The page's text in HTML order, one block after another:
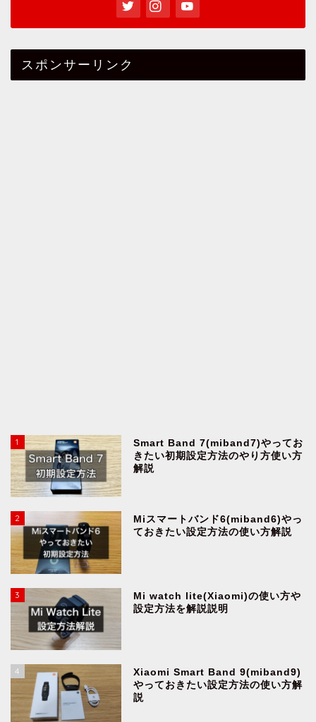
スポンサーリンク
1
Smart Band 7(miband7)やってお
きたい初期設定方法のやり方使い方
解説
2
Miスマートバンド6(miband6)やっ
ておきたい設定方法の使い方解説
3
Mi watch lite(Xiaomi)の使い方や
設定方法を解説説明
4
Xiaomi Smart Band 9(miband9)
やっておきたい設定方法の使い方解
説